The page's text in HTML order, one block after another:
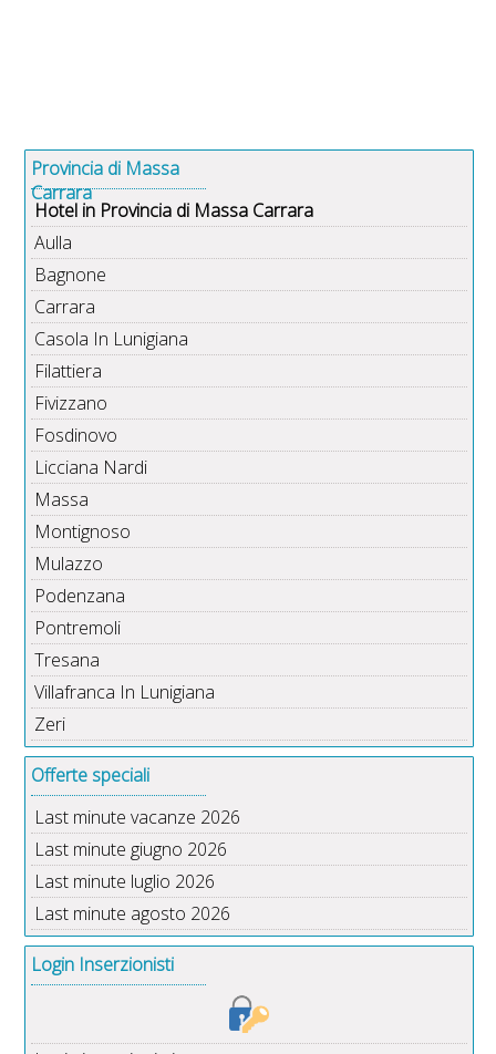
Provincia di Massa
Carrara
Hotel in Provincia di Massa Carrara
Aulla
Bagnone
Carrara
Casola In Lunigiana
Filattiera
Fivizzano
Fosdinovo
Licciana Nardi
Massa
Montignoso
Mulazzo
Podenzana
Pontremoli
Tresana
Villafranca In Lunigiana
Zeri
Offerte speciali
Last minute vacanze 2026
Last minute giugno 2026
Last minute luglio 2026
Last minute agosto 2026
Login Inserzionisti